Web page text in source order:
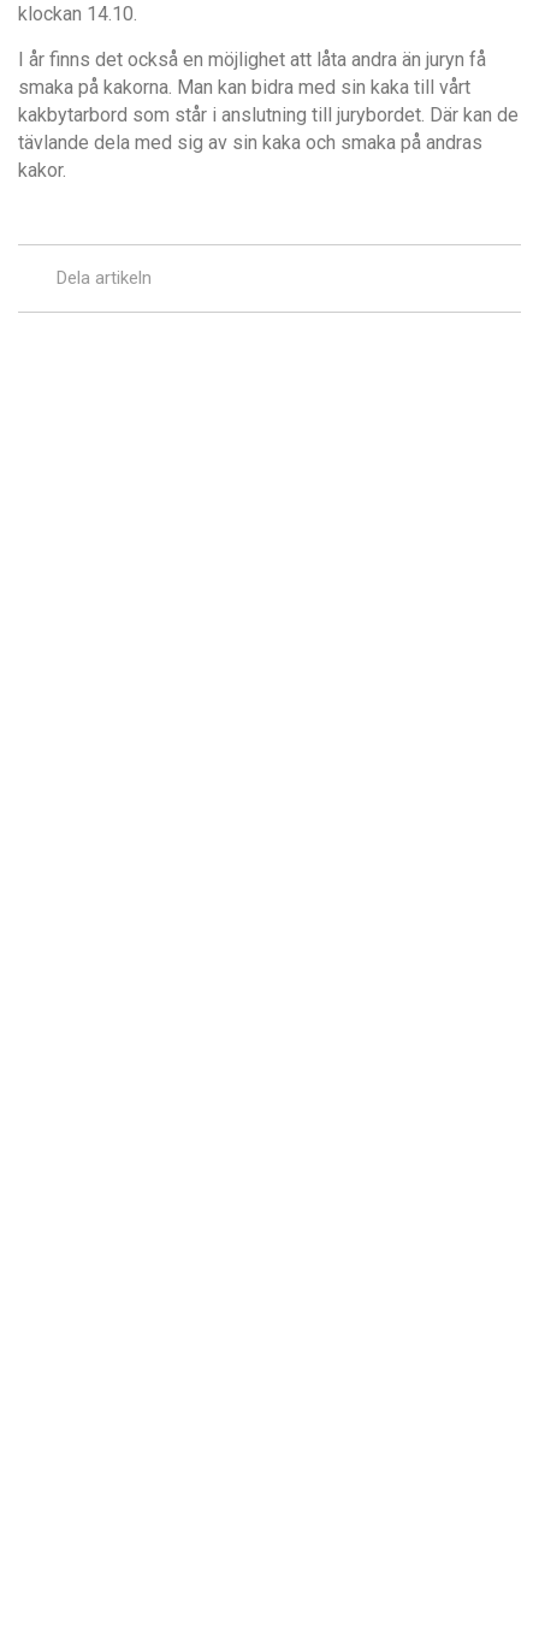
klockan 14.10.
I år finns det också en möjlighet att låta andra än juryn få
smaka på kakorna. Man kan bidra med sin kaka till vårt
kakbytarbord som står i anslutning till jurybordet. Där kan de
tävlande dela med sig av sin kaka och smaka på andras
kakor.
Dela artikeln